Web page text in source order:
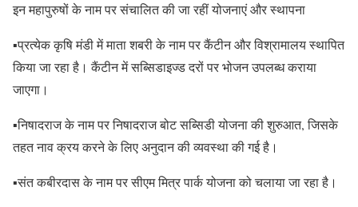
इन महापुरुषों के नाम पर संचालित की जा रहीं योजनाएं और स्थापना
▪️प्रत्येक कृषि मंडी में माता शबरी के नाम पर कैंटीन और विश्रामालय स्थापित
किया जा रहा है। कैंटीन में सब्सिडाइज्ड दरों पर भोजन उपलब्ध कराया
जाएगा।
▪️निषादराज के नाम पर निषादराज बोट सब्सिडी योजना की शुरुआत, जिसके
तहत नाव क्रय करने के लिए अनुदान की व्यवस्था की गई है।
▪️संत कबीरदास के नाम पर सीएम मित्र पार्क योजना को चलाया जा रहा है।